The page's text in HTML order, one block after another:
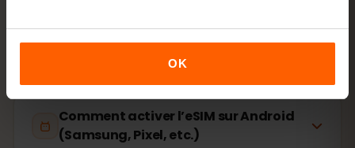
OK
Comment activer l’eSIM sur iPhone
Comment activer l’eSIM sur Android
(Samsung, Pixel, etc.)